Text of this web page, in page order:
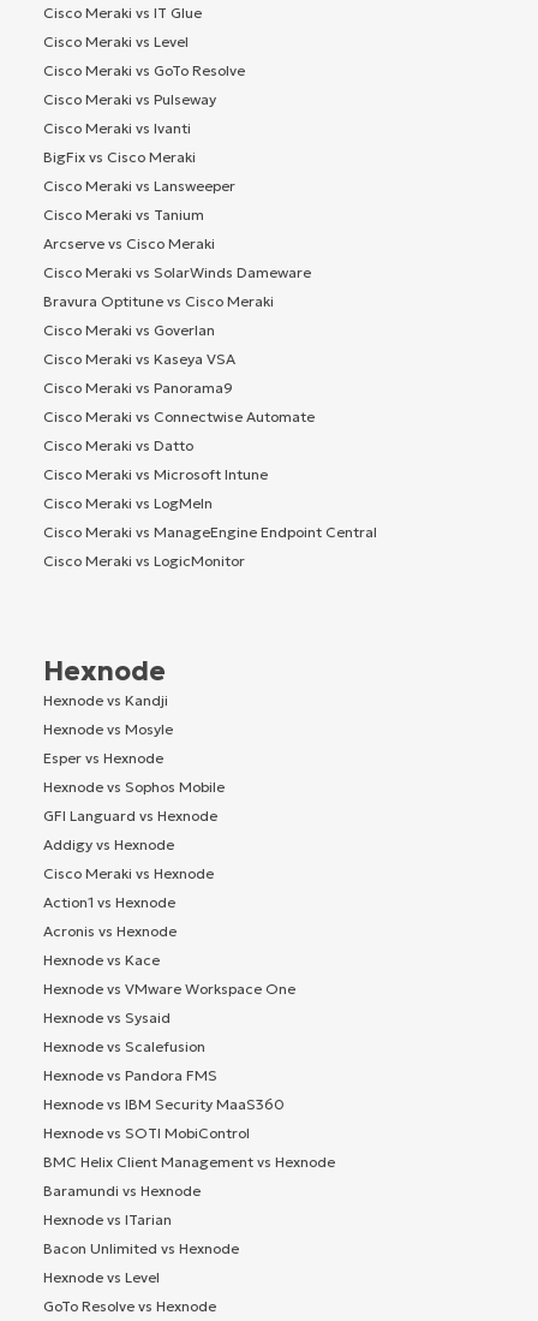
Cisco Meraki vs IT Glue
Cisco Meraki vs Level
Cisco Meraki vs GoTo Resolve
Cisco Meraki vs Pulseway
Cisco Meraki vs Ivanti
BigFix vs Cisco Meraki
Cisco Meraki vs Lansweeper
Cisco Meraki vs Tanium
Arcserve vs Cisco Meraki
Cisco Meraki vs SolarWinds Dameware
Bravura Optitune vs Cisco Meraki
Cisco Meraki vs Goverlan
Cisco Meraki vs Kaseya VSA
Cisco Meraki vs Panorama9
Cisco Meraki vs Connectwise Automate
Cisco Meraki vs Datto
Cisco Meraki vs Microsoft Intune
Cisco Meraki vs LogMeIn
Cisco Meraki vs ManageEngine Endpoint Central
Cisco Meraki vs LogicMonitor
Hexnode
Hexnode vs Kandji
Hexnode vs Mosyle
Esper vs Hexnode
Hexnode vs Sophos Mobile
GFI Languard vs Hexnode
Addigy vs Hexnode
Cisco Meraki vs Hexnode
Action1 vs Hexnode
Acronis vs Hexnode
Hexnode vs Kace
Hexnode vs VMware Workspace One
Hexnode vs Sysaid
Hexnode vs Scalefusion
Hexnode vs Pandora FMS
Hexnode vs IBM Security MaaS360
Hexnode vs SOTI MobiControl
BMC Helix Client Management vs Hexnode
Baramundi vs Hexnode
Hexnode vs ITarian
Bacon Unlimited vs Hexnode
Hexnode vs Level
GoTo Resolve vs Hexnode